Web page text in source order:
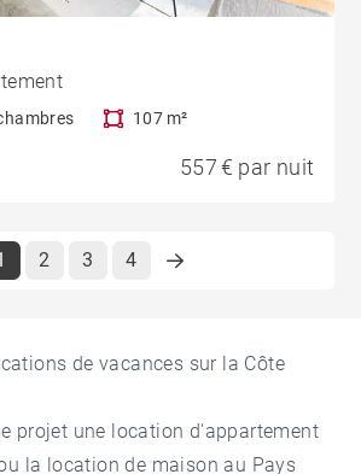
107 m²
557 € par nuit
2 3 4
de vacances sur la Côte
projet une location d'appartement
la location de maison au Pays